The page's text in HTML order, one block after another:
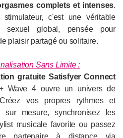
complets et intenses.
c'est une véritable
sexuel global, pensée pour
plaisir partagé ou solitaire.
Sans Limite :
gratuite Satisfyer Connect
Wave 4 ouvre un univers de
vos propres rythmes et
sur mesure, synchronisez les
musicale favorite ou passez
partenaire à distance via